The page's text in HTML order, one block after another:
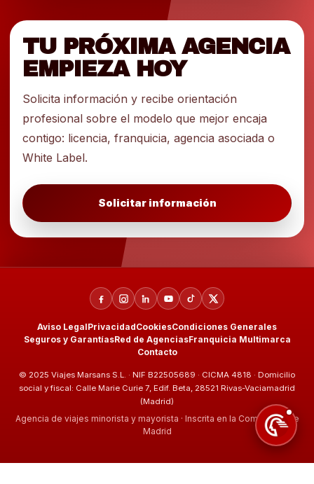
TU PRÓXIMA AGENCIA
EMPIEZA HOY
Solicita información y recibe orientación
profesional sobre el modelo que mejor encaja
contigo: licencia, franquicia, agencia asociada o
White Label.
Solicitar información
Aviso LegalPrivacidadCookiesCondiciones Generales
Seguros y GarantíasRed de AgenciasFranquicia Multimarca
Contacto
© 2025 Viajes Marsans S.L. · NIF B22505689 · CICMA 4818 · Domicilio
social y fiscal: Calle Marie Curie 7, Edif. Beta, 28521 Rivas-Vaciamadrid
(Madrid)
Agencia de viajes minorista y mayorista · Inscrita en la Comunidad de
Madrid